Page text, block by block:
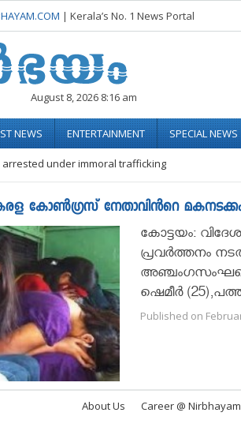
| Kerala’s No. 1 News Portal
August 8, 2026 8:16 am
NEWS ENTERTAINMENT SPECIAL NEWS
under immoral trafficking
കോണ്‍ഗ്രസ് നേതാവിൻറെ മകനടക്കം
കോട്ടയം:
പ്രവര്‍ത്തനം
ഷെമീര്‍
Published on
About Us Career @ Nirbhayam